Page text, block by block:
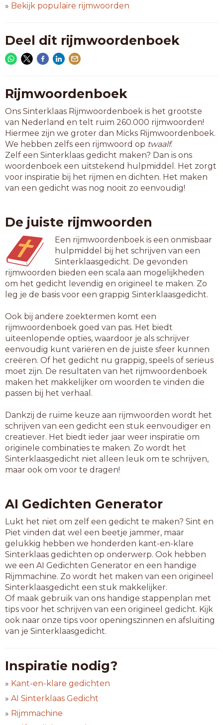
» Bekijk populaire rijmwoorden
Deel dit rijmwoordenboek
Rijmwoordenboek
Ons Sinterklaas Rijmwoordenboek is het grootste
van Nederland en telt ruim 260.000 rijmwoorden!
Hiermee zijn we groter dan Micks Rijmwoordenboek.
We hebben zelfs een rijmwoord op twaalf.
Zelf een Sinterklaas gedicht maken? Dan is ons
woordenboek een uitstekend hulpmiddel. Het zorgt
voor inspiratie bij het rijmen en dichten. Het maken
van een gedicht was nog nooit zo eenvoudig!
De juiste rijmwoorden
Een rijmwoordenboek is een onmisbaar
hulpmiddel bij het schrijven van een
Sinterklaasgedicht. De gevonden
rijmwoorden bieden een scala aan mogelijkheden
om het gedicht levendig en origineel te maken. Zo
leg je de basis voor een grappig Sinterklaasgedicht.
Ook bij andere zoektermen komt een
rijmwoordenboek goed van pas. Het biedt
uiteenlopende opties, waardoor je als schrijver
eenvoudig kunt variëren en de juiste sfeer kunnen
creëren. Of het gedicht nu grappig, speels of serieus
moet zijn. De resultaten van het rijmwoordenboek
maken het makkelijker om woorden te vinden die
passen bij het verhaal.
Dankzij de ruime keuze aan rijmwoorden wordt het
schrijven van een gedicht een stuk eenvoudiger en
creatiever. Het biedt ieder jaar weer inspiratie om
originele combinaties te maken. Zo wordt het
Sinterklaasgedicht niet alleen leuk om te schrijven,
maar ook om voor te dragen!
AI Gedichten Generator
Lukt het niet om zelf een gedicht te maken? Sint en
Piet vinden dat wel een beetje jammer, maar
gelukkig hebben we honderden kant-en-klare
Sinterklaas gedichten op onderwerp. Ook hebben
we een AI Gedichten Generator en een handige
Rijmmachine. Zo wordt het maken van een origineel
Sinterklaasgedicht een stuk makkelijker.
Of maak gebruik van ons handige stappenplan met
tips voor het schrijven van een origineel gedicht. Kijk
ook naar onze tips voor openingszinnen en afsluiting
van je Sinterklaasgedicht.
Inspiratie nodig?
» Kant-en-klare gedichten
» AI Sinterklaas Gedicht
» Rijmmachine